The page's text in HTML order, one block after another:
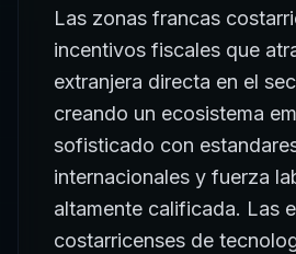
Las zonas francas
incentivos fiscales que
extranjera directa en el
creando un ecosistema
sofisticado con
internacionales y fuerza
altamente calificada. Las
costarricenses de